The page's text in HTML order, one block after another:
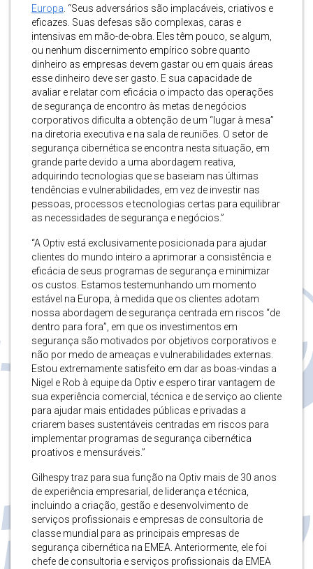
Europa . “Seus adversários são implacáveis, criativos e
eficazes. Suas defesas são complexas, caras e
intensivas em mão-de-obra. Eles têm pouco, se algum,
ou nenhum discernimento empírico sobre quanto
dinheiro as empresas devem gastar ou em quais áreas
esse dinheiro deve ser gasto. E sua capacidade de
avaliar e relatar com eficácia o impacto das operações
de segurança de encontro às metas de negócios
corporativos dificulta a obtenção de um “lugar à mesa”
na diretoria executiva e na sala de reuniões. O setor de
segurança cibernética se encontra nesta situação, em
grande parte devido a uma abordagem reativa,
adquirindo tecnologias que se baseiam nas últimas
tendências e vulnerabilidades, em vez de investir nas
pessoas, processos e tecnologias certas para equilibrar
as necessidades de segurança e negócios.”
“A Optiv está exclusivamente posicionada para ajudar
clientes do mundo inteiro a aprimorar a consistência e
eficácia de seus programas de segurança e minimizar
os custos. Estamos testemunhando um momento
estável na Europa, à medida que os clientes adotam
nossa abordagem de segurança centrada em riscos “de
dentro para fora”, em que os investimentos em
segurança são motivados por objetivos corporativos e
não por medo de ameaças e vulnerabilidades externas.
Estou extremamente satisfeito em dar as boas-vindas a
Nigel e Rob à equipe da Optiv e espero tirar vantagem de
sua experiência comercial, técnica e de serviço ao cliente
para ajudar mais entidades públicas e privadas a
criarem bases sustentáveis centradas em riscos para
implementar programas de segurança cibernética
proativos e mensuráveis.”
Gilhespy traz para sua função na Optiv mais de 30 anos
de experiência empresarial, de liderança e técnica,
incluindo a criação, gestão e desenvolvimento de
serviços profissionais e empresas de consultoria de
classe mundial para as principais empresas de
segurança cibernética na EMEA. Anteriormente, ele foi
chefe de consultoria e serviços profissionais da EMEA